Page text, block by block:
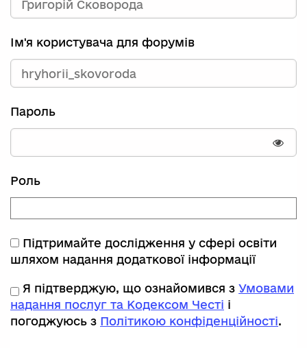
Ім'я користувача для форумів
Пароль
Роль
Підтримайте дослідження у сфері освіти
шляхом надання додаткової інформації
Я підтверджую, що ознайомився з Умовами
надання послуг та Кодексом Честі і
погоджуюсь з Політикою конфіденційності.